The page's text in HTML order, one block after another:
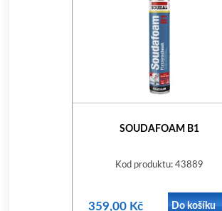
SOUDAFOAM B1
Kod produktu: 43889
359,00 Kč Do košíku